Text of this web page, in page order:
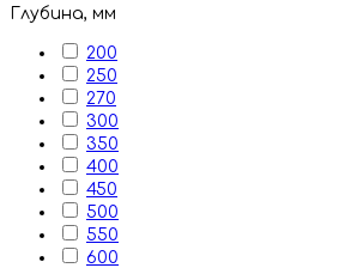
Глубина, мм
200
250
270
300
350
400
450
500
550
600